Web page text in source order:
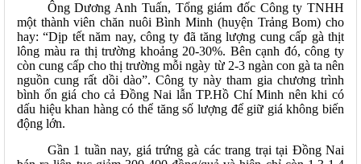
Ông Dương Anh Tuấn, Tổng giám đốc Công ty TNHH
một thành viên chăn nuôi Bình Minh (huyện Trảng Bom) cho
hay: “Dịp tết năm nay, công ty đã tăng lượng cung cấp gà thịt
lông màu ra thị trường khoảng 20-30%. Bên cạnh đó, công ty
còn cung cấp cho thị trường mỗi ngày từ 2-3 ngàn con gà ta nên
nguồn cung rất dồi dào”. Công ty này tham gia chương trình
bình ổn giá cho cả Đồng Nai lẫn TP.Hồ Chí Minh nên khi có
dấu hiệu khan hàng có thể tăng số lượng để giữ giá không biến
động lớn.
Gần 1 tuần nay, giá trứng gà các trang trại tại Đồng Nai